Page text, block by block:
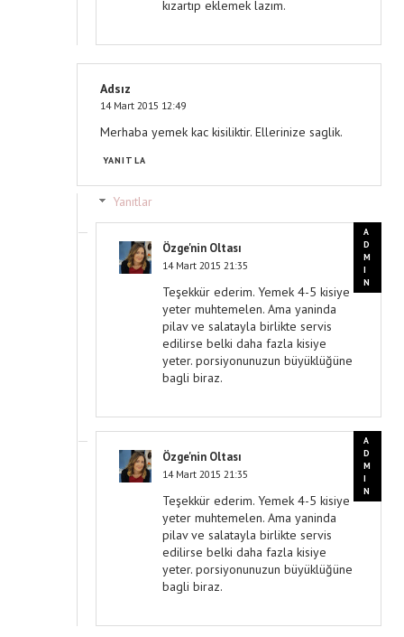
kızartıp eklemek lazım.
Adsız
14 Mart 2015 12:49
Merhaba yemek kac kisiliktir. Ellerinize saglik.
YANITLA
Yanıtlar
Özge'nin Oltası
14 Mart 2015 21:35
Teşekkür ederim. Yemek 4-5 kisiye
yeter muhtemelen. Ama yaninda
pilav ve salatayla birlikte servis
edilirse belki daha fazla kisiye
yeter. porsiyonunuzun büyüklüğüne
bagli biraz.
Özge'nin Oltası
14 Mart 2015 21:35
Teşekkür ederim. Yemek 4-5 kisiye
yeter muhtemelen. Ama yaninda
pilav ve salatayla birlikte servis
edilirse belki daha fazla kisiye
yeter. porsiyonunuzun büyüklüğüne
bagli biraz.